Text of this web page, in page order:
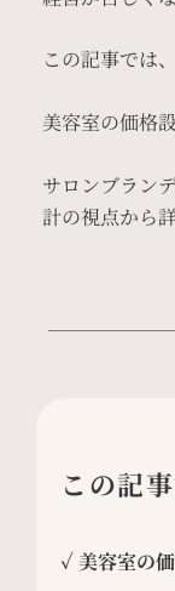
この記事では、
美容室の価格
サロンブラン
計の視点から
この記
✓ 美容室の